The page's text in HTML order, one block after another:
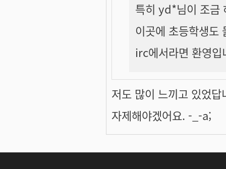
특히 yd*님이 조금
이곳에 초등학생도
irc에서라면 환영
저도 많이 느끼고 있었답
자제해야겠어요. -_-a;